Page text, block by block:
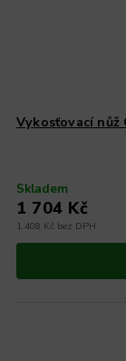
Vykosťovací nůž
Skladem
1 408 Kč bez DPH
1 704 Kč